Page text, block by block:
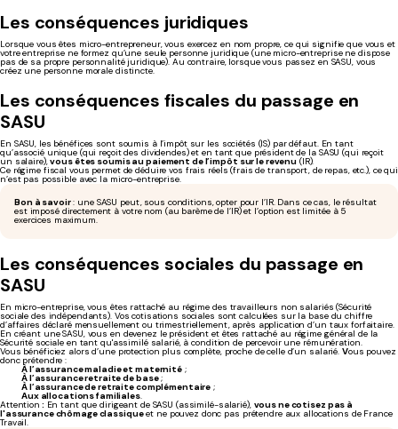
Les conséquences juridiques
Lorsque vous êtes micro-entrepreneur, vous exercez en nom propre, ce qui signifie que vous et
votre entreprise ne formez qu’une seule personne juridique (une micro-entreprise ne dispose
pas de sa propre personnalité juridique). Au contraire, lorsque vous passez en SASU, vous
créez une personne morale distincte.
Les conséquences fiscales du passage en
SASU
En SASU, les bénéfices sont soumis à l’impôt sur les sociétés (IS) par défaut. En tant
qu’associé unique (qui reçoit des dividendes) et en tant que président de la SASU (qui reçoit
un salaire),vous êtes soumis au paiement de l’impôt sur le revenu (IR).
Ce régime fiscal vous permet de déduire vos frais réels (frais de transport, de repas, etc.), ce qui
n’est pas possible avec la micro-entreprise.
Bon à savoir: une SASU peut, sous conditions, opter pour l’IR. Dans ce cas, le résultat
est imposé directement à votre nom (au barème de l’IR) et l’option est limitée à 5
exercices maximum.
Les conséquences sociales du passage en
SASU
En micro-entreprise, vous êtes rattaché au régime des travailleurs non salariés (Sécurité
sociale des indépendants). Vos cotisations sociales sont calculées sur la base du chiffre
d’affaires déclaré mensuellement ou trimestriellement, après application d’un taux forfaitaire.
En créant une SASU, vous en devenez le président et êtes rattaché au régime général de la
Sécurité sociale en tant qu'assimilé salarié, à condition de percevoir une rémunération.
Vous bénéficiez alors d’une protection plus complète, proche de celle d’un salarié. Vous pouvez
donc prétendre :
À l’assurance maladie et maternité;
À l’assurance retraite de base;
À l’assurance de retraite complémentaire ;
Aux allocations familiales.
Attention : En tant que dirigeant de SASU (assimilé-salarié), vous ne cotisez pas à
l'assurance chômage classiqueet ne pouvez donc pas prétendre aux allocations de France
Travail.